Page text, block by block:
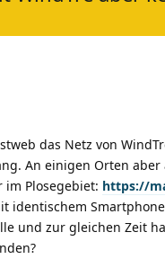
das Netz von
An einigen Orten aber
im Plosegebiet: https://
identischem
und zur gleichen Zeit